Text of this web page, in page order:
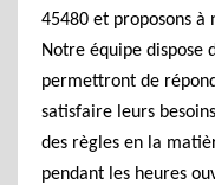
45480 et proposons à
Notre équipe dispose
permettront de
satisfaire leurs
des règles en la
pendant les heures